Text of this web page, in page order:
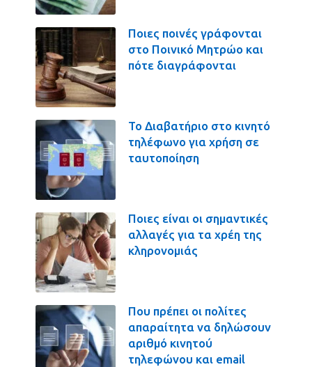
Ποιες ποινές γράφονται
στο Ποινικό Μητρώο και
πότε διαγράφονται
Το Διαβατήριο στο κινητό
τηλέφωνο για χρήση σε
ταυτοποίηση
Ποιες είναι οι σημαντικές
αλλαγές για τα χρέη της
κληρονομιάς
Που πρέπει οι πολίτες
απαραίτητα να δηλώσουν
αριθμό κινητού
τηλεφώνου και email